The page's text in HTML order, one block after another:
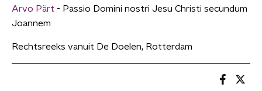
Arvo Pärt - Passio Domini nostri Jesu Christi secundum
Joannem
Rechtsreeks vanuit De Doelen, Rotterdam